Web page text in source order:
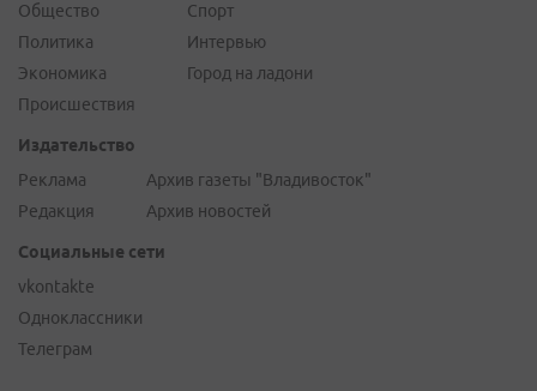
Общество
Политика
Экономика
Происшествия
Спорт
Интервью
Город на ладони
Издательство
Реклама
Редакция
Архив газеты "Владивосток"
Архив новостей
Социальные сети
vkontakte
Одноклассники
Телеграм